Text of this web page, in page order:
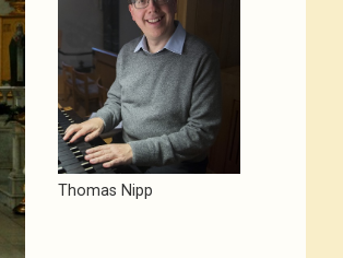
Thomas Nipp